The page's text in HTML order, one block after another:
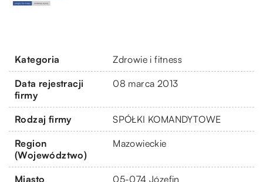
Kategoria Zdrowie i fitness
Data rejestracji
firmy
08 marca 2013
Rodzaj firmy SPÓŁKI KOMANDYTOWE
Region
(Województwo)
Mazowieckie
Miasto 05-074 Józefin